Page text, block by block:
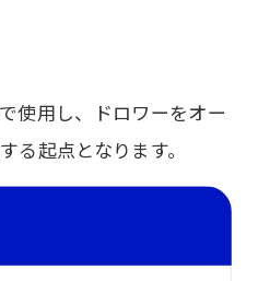
使用し、ドロワーをオー
る起点となります。